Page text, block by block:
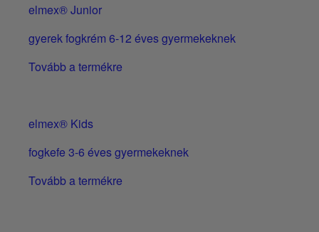
elmex® Junior
gyerek fogkrém 6-12 éves gyermekeknek
Tovább a termékre
elmex® Kids
fogkefe 3-6 éves gyermekeknek
Tovább a termékre